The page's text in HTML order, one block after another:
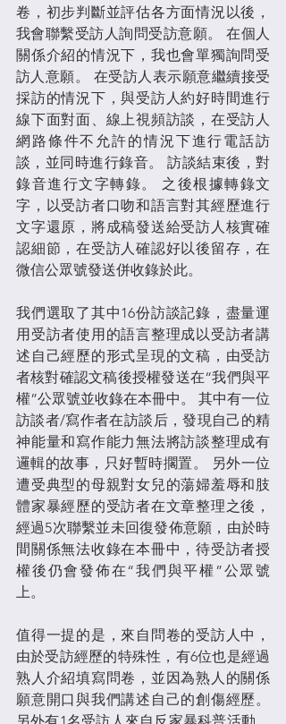
卷，初步判斷並評估各方面情況以後，
我會聯繫受訪人詢問受訪意願。 在個人
關係介紹的情況下，我也會單獨詢問受
訪人意願。 在受訪人表示願意繼續接受
採訪的情況下，與受訪人約好時間進行
線下面對面、線上視頻訪談，在受訪人
網路條件不允許的情況下進行電話訪
談，並同時進行錄音。 訪談結束後，對
錄音進行文字轉錄。 之後根據轉錄文
字，以受訪者口吻和語言對其經歷進行
文字還原，將成稿發送給受訪人核實確
認細節，在受訪人確認好以後留存，在
微信公眾號發送併收錄於此。
我們選取了其中16份訪談記錄，盡量運
用受訪者使用的語言整理成以受訪者講
述自己經歷的形式呈現的文稿，由受訪
者核對確認文稿後授權發送在“我們與平
權”公眾號並收錄在本冊中。 其中有一位
訪談者/寫作者在訪談后，發現自己的精
神能量和寫作能力無法將訪談整理成有
邏輯的故事，只好暫時擱置。 另外一位
遭受典型的母親對女兒的蕩婦羞辱和肢
體家暴經歷的受訪者在文章整理之後，
經過5次聯繫並未回復發佈意願，由於時
間關係無法收錄在本冊中，待受訪者授
權後仍會發佈在“我們與平權”公眾號
上。
值得一提的是，來自問卷的受訪人中，
由於受訪經歷的特殊性，有6位也是經過
熟人介紹填寫問卷，並因為熟人的關係
願意開口與我們講述自己的創傷經歷。
另外有1名受訪人來自反家暴科普活動，